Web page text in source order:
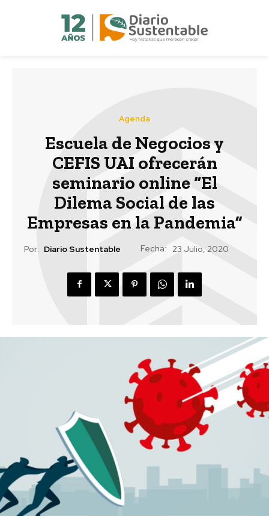
Agenda
Escuela de Negocios y
CEFIS UAI ofrecerán
seminario online “El
Dilema Social de las
Empresas en la Pandemia”
Por: Diario Sustentable Fecha: 23 Julio, 2020